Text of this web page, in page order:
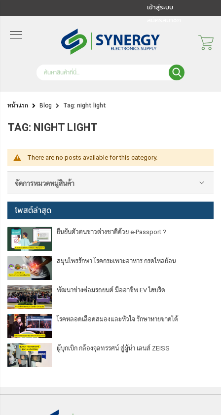
เข้าสู่ระบบ
หน้าแรก Blog Tag: night light
TAG: NIGHT LIGHT
There are no posts available for this category.
จัดการหมวดหมู่สินค้า
โพสต์ล่าสุด
ยืนยันตัวตนชาวต่างชาติด้วย e-Passport ?
สมุนไพรรักษา โรคกระเพาะอาหาร กรดไหลย้อน
พัฒนาช่างซ่อมรถยนต์ มืออาชีพ EV ไฮบริด
โรคหลอดเลือดสมองและหัวใจ รักษาหายขาดได้
ผู้บุกเบิก กล้องจุลทรรศน์ สู่ผู้นำ เลนส์ ZEISS